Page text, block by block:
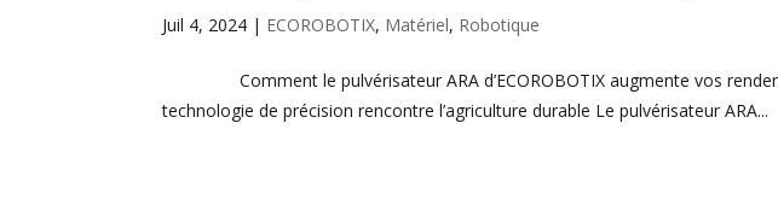
Juil 4, 2024 | ECOROBOTIX, Matériel, Robotique
Comment le pulvérisateur ARA d’ECOROBOTIX augmente vos
technologie de précision rencontre l’agriculture durable Le pulvérisateur ARA...